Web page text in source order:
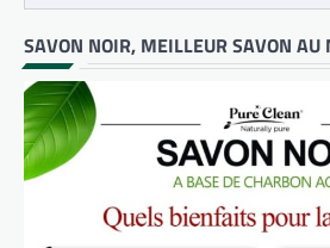
SAVON NOIR, MEILLEUR SAVON AU